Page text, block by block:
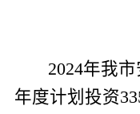
2024年我市
年度计划投资